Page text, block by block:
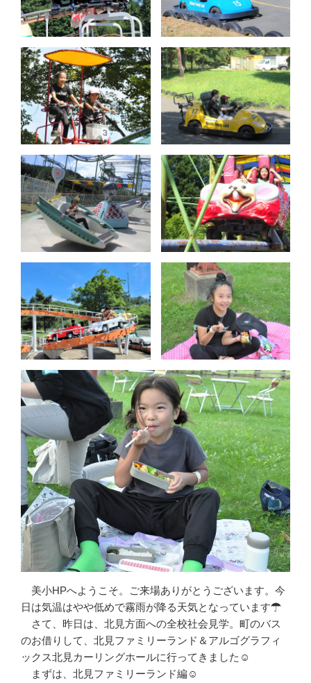
美小HPへようこそ。ご来場ありがとうございます。今
日は気温はやや低めで霧雨が降る天気となっています☂
さて、昨日は、北見方面への全校社会見学。町のバス
のお借りして、北見ファミリーランド＆アルゴグラフィ
ックス北見カーリングホールに行ってきました☺
まずは、北見ファミリーランド編☺